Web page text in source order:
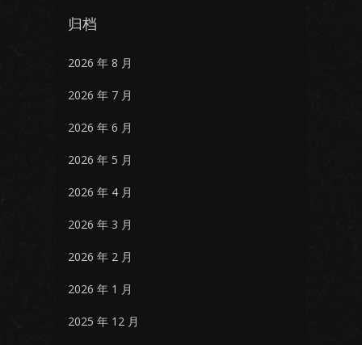
归档
2026 年 8 月
2026 年 7 月
2026 年 6 月
2026 年 5 月
2026 年 4 月
2026 年 3 月
2026 年 2 月
2026 年 1 月
2025 年 12 月